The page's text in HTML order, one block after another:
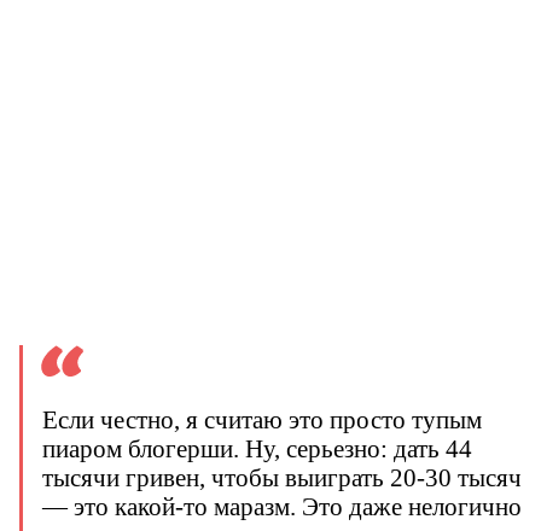
Если честно, я считаю это просто тупым
пиаром блогерши. Ну, серьезно: дать 44
тысячи гривен, чтобы выиграть 20-30 тысяч
— это какой-то маразм. Это даже нелогично